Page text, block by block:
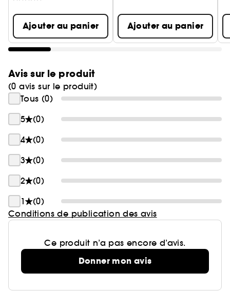
Ajouter au panier Ajouter au panier
Avis sur le produit
(0 avis sur le produit)
Tous (0)
5
(0)
4
(0)
3
(0)
2
(0)
1
(0)
Conditions de publication des avis
Ce produit n’a pas encore d’avis.
Donner mon avis